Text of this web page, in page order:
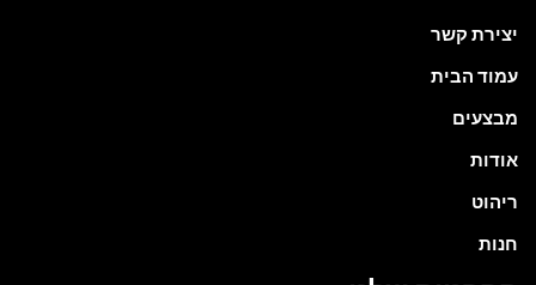
יצירת קשר
עמוד הבית
מבצעים
אודות
ריהוט
חנות